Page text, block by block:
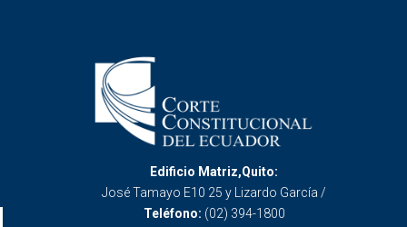
Edificio Matriz,Quito:
José Tamayo E10 25 y Lizardo García /
Teléfono: (02) 394-1800